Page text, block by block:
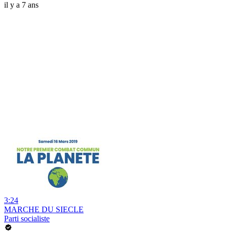
il y a 7 ans
3:24
MARCHE DU SIECLE
Parti socialiste